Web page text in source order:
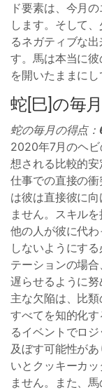
ド要素は、今月
します。そして
るネガティブな
す。馬は本当に
を開いたままにし
蛇[巳]の毎
蛇の毎月の得点：
2020年7月のヘ
想される比較的
仕事での直接の
は彼は直接彼に
ません。スキル
他の人が彼に代
しないようにす
テーションの場
遅らせるように
主な欠陥は、比類
すべてを知的化
るイベントでロ
及ぼす可能性が
いとクッキーカ
ません。また、